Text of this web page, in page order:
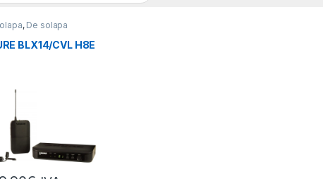
, De solapa
BLX14/CVL H8E